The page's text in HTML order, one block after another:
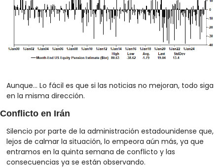
Aunque… Lo fácil es que si las noticias no mejoran, todo siga
en la misma dirección.
Conflicto en Irán
Silencio por parte de la administración estadounidense que,
lejos de calmar la situación, lo empeora aún más, ya que
entramos en la quinta semana de conflicto y las
consecuencias ya se están observando.